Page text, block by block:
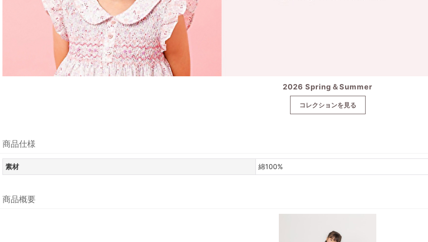
2026 Spring＆Summer
コレクションを見る
商品仕様
素材 綿100%
商品概要